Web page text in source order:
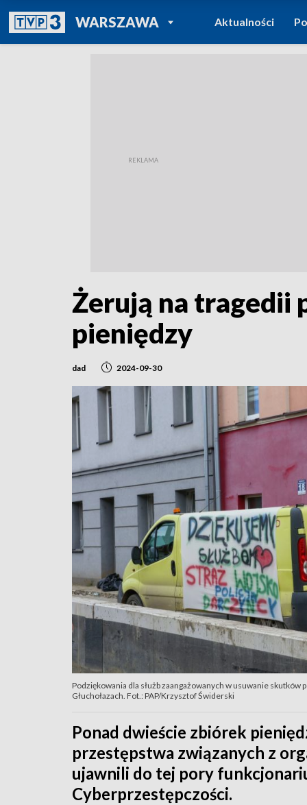
WARSZAWAPOWRÓT DO
TVP REGIONY
Aktualności
Żerują na tragedii
pieniędzy
dad 2024-09-30
Podziękowania dla służb zaangażowanych w usuwanie
Głuchołazach. Fot.: PAP/Krzysztof Świderski
Ponad dwieście zbiórek
przestępstwa związanych z
ujawnili do tej pory
Cyberprzestępczości.